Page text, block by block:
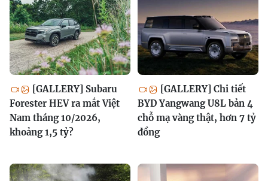
[GALLERY] Subaru
Forester HEV ra mắt Việt
Nam tháng 10/2026,
khoảng 1,5 tỷ?
[GALLERY] Chi tiết
BYD Yangwang U8L bản 4
chỗ mạ vàng thật, hơn 7 tỷ
đồng